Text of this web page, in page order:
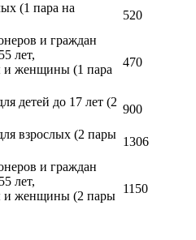
(1 пара на
520
и граждан
лет,
и женщины (1 пара
470
детей до 17 лет (2
900
взрослых (2 пары
1306
и граждан
лет,
и женщины (2 пары
1150